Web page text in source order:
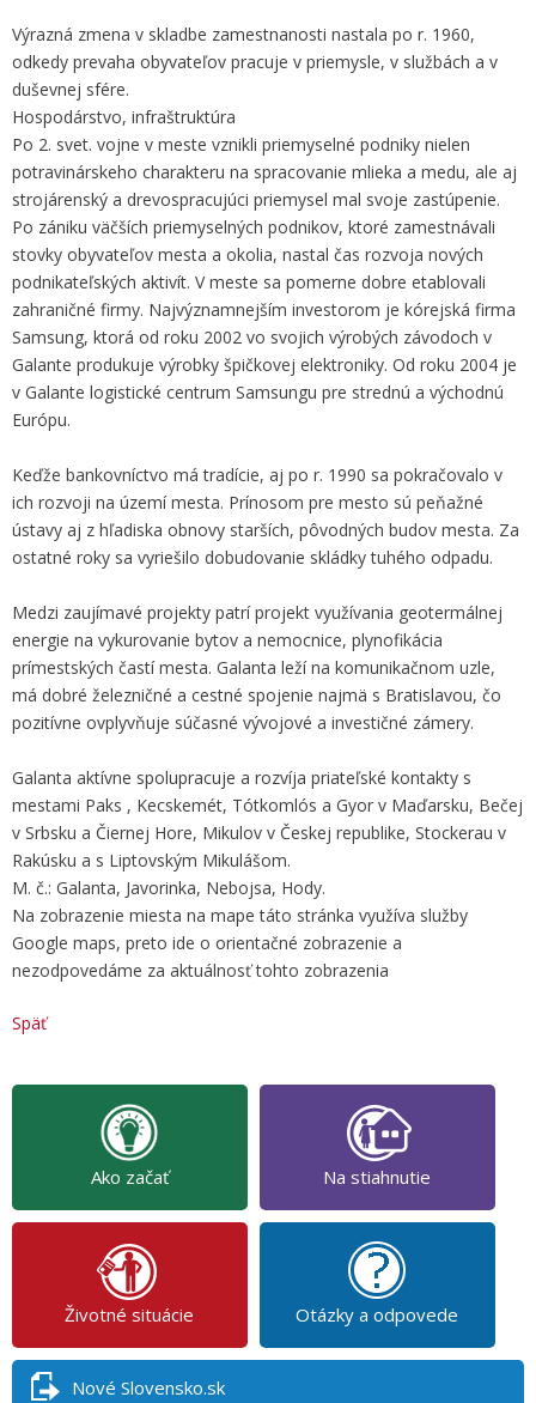
Výrazná zmena v skladbe zamestnanosti nastala po r. 1960,
odkedy prevaha obyvateľov pracuje v priemysle, v službách a v
duševnej sfére.
Hospodárstvo, infraštruktúra
Po 2. svet. vojne v meste vznikli priemyselné podniky nielen
potravinárskeho charakteru na spracovanie mlieka a medu, ale aj
strojárenský a drevospracujúci priemysel mal svoje zastúpenie.
Po zániku väčších priemyselných podnikov, ktoré zamestnávali
stovky obyvateľov mesta a okolia, nastal čas rozvoja nových
podnikateľských aktivít. V meste sa pomerne dobre etablovali
zahraničné firmy. Najvýznamnejším investorom je kórejská firma
Samsung, ktorá od roku 2002 vo svojich výrobých závodoch v
Galante produkuje výrobky špičkovej elektroniky. Od roku 2004 je
v Galante logistické centrum Samsungu pre strednú a východnú
Európu.
Keďže bankovníctvo má tradície, aj po r. 1990 sa pokračovalo v
ich rozvoji na území mesta. Prínosom pre mesto sú peňažné
ústavy aj z hľadiska obnovy starších, pôvodných budov mesta. Za
ostatné roky sa vyriešilo dobudovanie skládky tuhého odpadu.
Medzi zaujímavé projekty patrí projekt využívania geotermálnej
energie na vykurovanie bytov a nemocnice, plynofikácia
prímestských častí mesta. Galanta leží na komunikačnom uzle,
má dobré železničné a cestné spojenie najmä s Bratislavou, čo
pozitívne ovplyvňuje súčasné vývojové a investičné zámery.
Galanta aktívne spolupracuje a rozvíja priateľské kontakty s
mestami Paks , Kecskemét, Tótkomlós a Gyor v Maďarsku, Bečej
v Srbsku a Čiernej Hore, Mikulov v Českej republike, Stockerau v
Rakúsku a s Liptovským Mikulášom.
M. č.: Galanta, Javorinka, Nebojsa, Hody.
Na zobrazenie miesta na mape táto stránka využíva služby
Google maps, preto ide o orientačné zobrazenie a
nezodpovedáme za aktuálnosť tohto zobrazenia
Späť
Ako začať Na stiahnutie
Životné situácie Otázky a odpovede
Nové Slovensko.sk